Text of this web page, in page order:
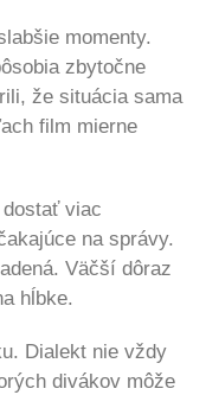
momenty.
zbytočne
že situácia sama
film mierne
viac
na správy.
Väčší dôraz
hĺbke.
Dialekt nie vždy
divákov môže